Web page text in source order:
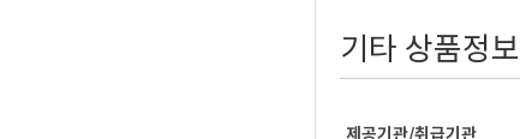
기타 상품정보
제공기관/취급기관